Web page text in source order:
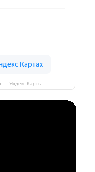
— Яндекс Карты